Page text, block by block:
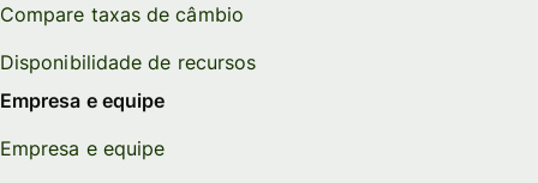
Compare taxas de câmbio
Disponibilidade de recursos
Empresa e equipe
Empresa e equipe